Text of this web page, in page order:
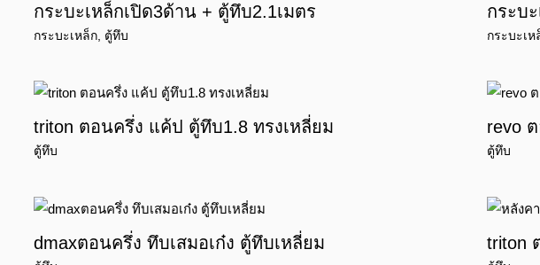
กระบะเหล็กเปิด3ด้าน + ตู้ทึบ2.1เมตร
กระบะเหล็ก, ตู้ทึบ
กระบ
กระบะเห
triton ตอนครึ่ง แค้ป ตู้ทึบ1.8 ทรงเหลี่ยม
ตู้ทึบ
revo
ตู้ทึบ
dmaxตอนครึ่ง ทึบเสมอเก๋ง ตู้ทึบเหลี่ยม triton